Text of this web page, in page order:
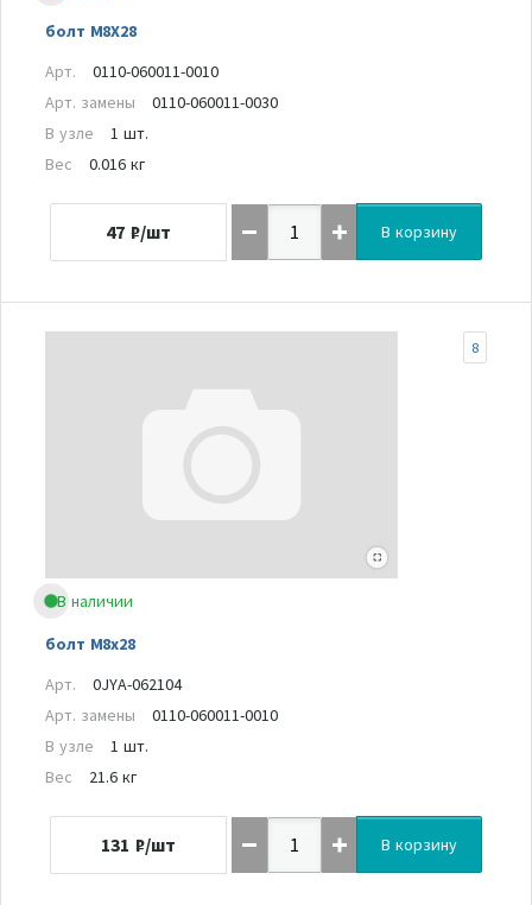
болт M8X28
Арт.
0110-060011-0010
Арт. замены
0110-060011-0030
В узле
1 шт.
Вес
0.016 кг
47 ₽/шт В корзину
В наличии
болт М8х28
8
Арт.
0JYA-062104
Арт. замены
0110-060011-0010
В узле
1 шт.
Вес
21.6 кг
131 ₽/шт В корзину